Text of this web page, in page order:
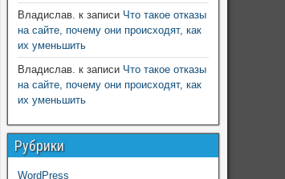
Владислав. к записи Что такое отказы
на сайте, почему они происходят, как
их уменьшить
Владислав. к записи Что такое отказы
на сайте, почему они происходят, как
их уменьшить
Рубрики
WordPress